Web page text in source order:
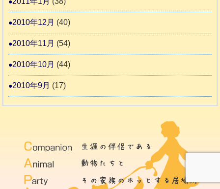
2010年12月 (40)
2010年11月 (54)
2010年10月 (44)
2010年9月 (17)